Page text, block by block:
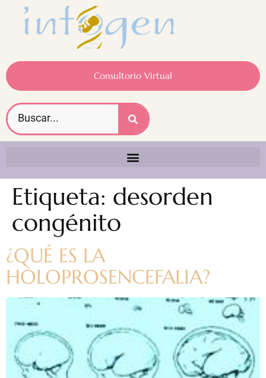
Consultorio Virtual
Etiqueta: desorden
congénito
¿QUÉ ES LA
HOLOPROSENCEFALIA?